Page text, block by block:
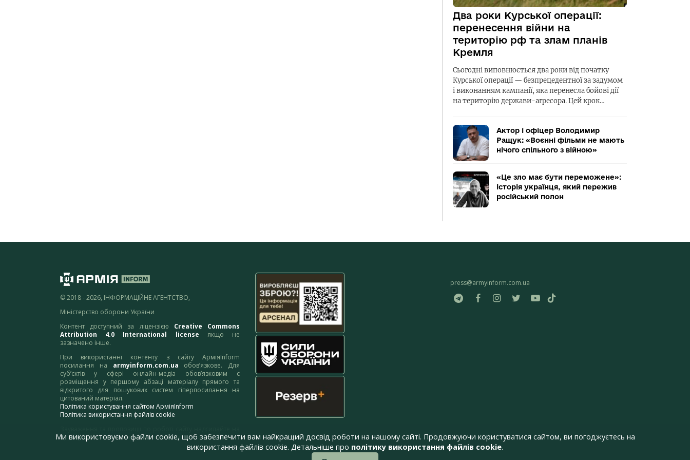
Два роки Курської операції:
перенесення війни на
територію рф та злам планів
Кремля
Сьогодні виповнюється два роки від початку
Курської операції — безпрецедентної за задумом
і виконанням кампанії, яка перенесла бойові дії
на територію держави-агресора. Цей крок…
Актор і офіцер Володимир
Ращук: «Воєнні фільми не мають
нічого спільного з війною»
«Це зло має бути переможене»:
історія українця, який пережив
російський полон
© 2018 - 2026, ІНФОРМАЦІЙНЕ АГЕНТСТВО,
Міністерство оборони України
Контент доступний за ліцензією Creative Commons
Attribution 4.0 International license якщо не
зазначено інше.
При використанні контенту з сайту АрміяInform
посилання на armyinform.com.ua обов’язкове. Для
суб’єктів у сфері онлайн-медіа обов’язковим є
розміщення у першому абзаці матеріалу прямого та
відкритого для пошукових систем гіперпосилання на
цитований матеріал.
Політика користування сайтом АрміяInform
Політика використання файлів cookie
адресу:webmaster@armyinform.com.ua
press@armyinform.com.ua
Ми використовуємо файли cookie, щоб забезпечити вам найкращий досвід роботи на нашому сайті. Продовжуючи користуватися сайтом, ви погоджуєтесь на
використання файлів cookie. Детальніше про політику використання файлів cookie.